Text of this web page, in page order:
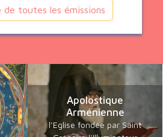
de toutes les émissions
Apolostique
Arménienne
l’Eglise fondée par Saint